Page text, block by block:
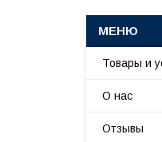
Товары и
О нас
Отзывы